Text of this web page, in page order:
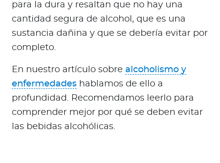
para la dura y resaltan que no hay una
cantidad segura de alcohol, que es una
sustancia dañina y que se debería evitar por
completo.
En nuestro artículo sobre alcoholismo y
enfermedades hablamos de ello a
profundidad. Recomendamos leerlo para
comprender mejor por qué se deben evitar
las bebidas alcohólicas.